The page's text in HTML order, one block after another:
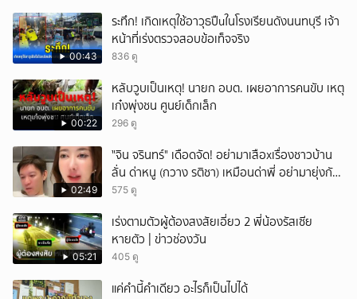
00:43
ระทึก! เกิดเหตุใช้อาวุธปืuในโรงเรียนดังนนทบุรี เจ้า
หน้าที่เร่งตรวจสอบข้อเท็จจริง
836 ดู
00:22
หลับวูบเป็นเหตุ! นายก อบต. เผยอาการคนขับ เหตุ
เก๋งพุ่งชน ศูนย์เด็กเล็ก
296 ดู
02:49
ั่"จิน จรินทร์" เดือดจัด! อย่ามาเสือxเรื่องชาวบ้าน
ลั่น ด่าหนู (กวาง รติชา) เหมือนด่าพี่ อย่ามายุ่งกับ
คนของผม จบ!!!
575 ดู
05:21
เร่งตามตัวผู้ต้องสงสัยเอี่ยว 2 พี่น้องรัสเซีย
หายตัว | ข่าวช่องวัน
405 ดู
แค่คำนี้คำเดียว อะไรก็เป็นไปได้